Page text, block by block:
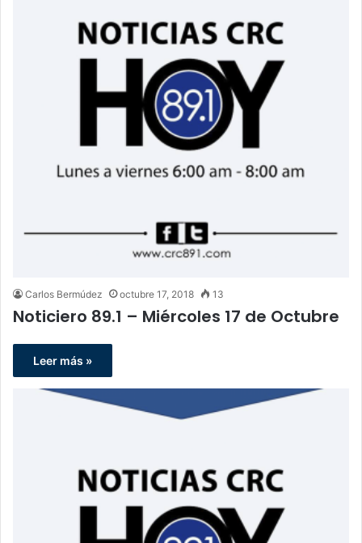
Carlos Bermúdez octubre 17, 2018 13
Noticiero 89.1 – Miércoles 17 de Octubre
Leer más »